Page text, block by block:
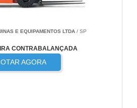
E EQUIPAMENTOS LTDA/ SP
CONTRABALANÇADA
AGORA